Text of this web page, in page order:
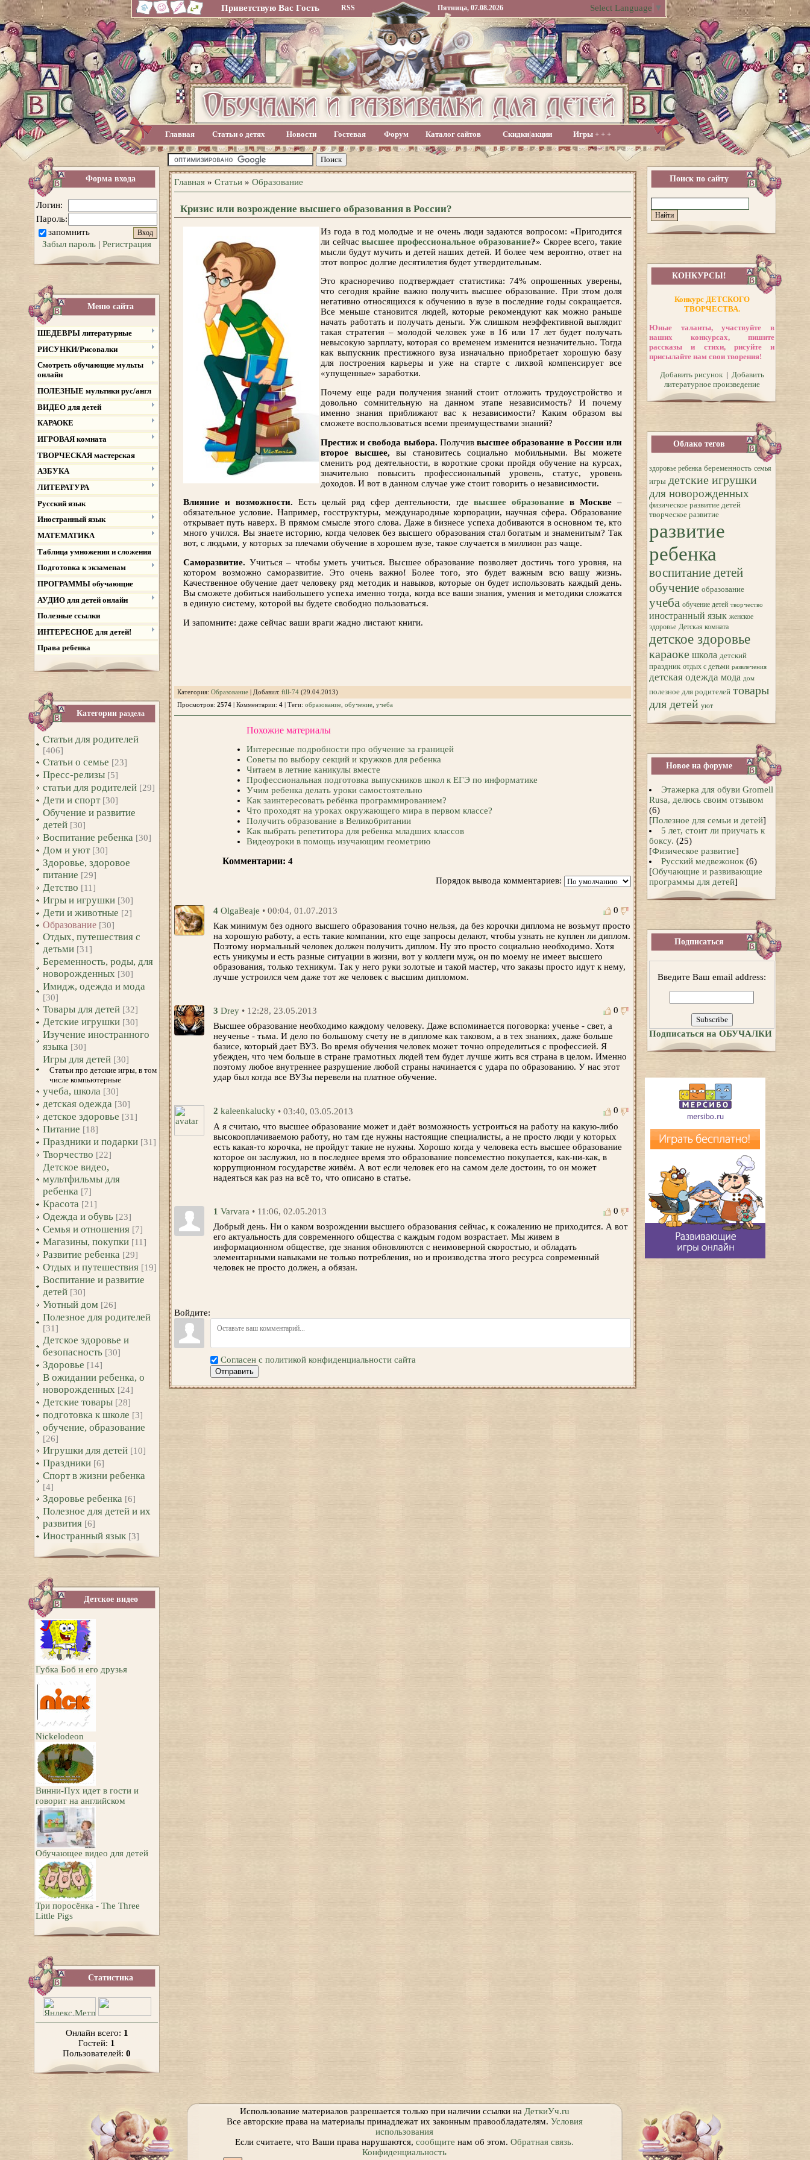
Приветствую Вас Гость RSS Пятница, 07.08.2026 Select Language ▼
Главная Статьи о детях Новости Гостевая Форум Каталог сайтов Скидки|акции Игры + + +
Форма входа
Логин:
Пароль:
запомнить
Забыл пароль | Регистрация
Меню сайта
ШЕДЕВРЫ литературные
РИСУНКИ/Рисовалки
Смотреть обучающие мульты
онлайн
ПОЛЕЗНЫЕ мультики рус/англ
ВИДЕО для детей
КАРАОКЕ
ИГРОВАЯ комната
ТВОРЧЕСКАЯ мастерская
АЗБУКА
ЛИТЕРАТУРА
Русский язык
Иностранный язык
МАТЕМАТИКА
Таблица умножения и сложения
Подготовка к экзаменам
ПРОГРАММЫ обучающие
АУДИО для детей онлайн
Полезные ссылки
ИНТЕРЕСНОЕ для детей!
Права ребенка
Категории раздела
Статьи для родителей
[406]
Статьи о семье [23]
Пресс-релизы [5]
статьи для родителей [29]
Дети и спорт [30]
Обучение и развитие
детей [30]
Воспитание ребенка [30]
Дом и уют [30]
Здоровье, здоровое
питание [29]
Детство [11]
Игры и игрушки [30]
Дети и животные [2]
Образование [30]
Отдых, путешествия с
детьми [31]
Беременность, роды, для
новорожденных [30]
Имидж, одежда и мода
[30]
Товары для детей [32]
Детские игрушки [30]
Изучение иностранного
языка [30]
Игры для детей [30]
Статьи про детские игры, в том
числе компьютерные
учеба, школа [30]
детская одежда [30]
детское здоровье [31]
Питание [18]
Праздники и подарки [31]
Творчество [22]
Детское видео,
мультфильмы для
ребенка [7]
Красота [21]
Одежда и обувь [23]
Семья и отношения [7]
Магазины, покупки [11]
Развитие ребенка [29]
Отдых и путешествия [19]
Воспитание и развитие
детей [30]
Уютный дом [26]
Полезное для родителей
[31]
Детское здоровье и
безопасность [30]
Здоровье [14]
В ожидании ребенка, о
новорожденных [24]
Детские товары [28]
подготовка к школе [3]
обучение, образование
[26]
Игрушки для детей [10]
Праздники [6]
Спорт в жизни ребенка
[4]
Здоровье ребенка [6]
Полезное для детей и их
развития [6]
Иностранный язык [3]
Детское видео
Губка Боб и его друзья
Nickelodeon
Винни-Пух идет в гости и
говорит на английском
Обучающее видео для детей
Три поросёнка - The Three
Little Pigs
Статистика
Онлайн всего: 1
Гостей: 1
Пользователей: 0
Главная » Статьи » Образование
Кризис или возрождение высшего образования в России?
Из года в год молодые и не очень люди задаются вопросом: «Пригодится
ли сейчасвысшее профессиональное образование?» Скорее всего, такие
мысли будут мучить и детей наших детей. И более чем вероятно, ответ на
этот вопрос долгие десятилетия будет утвердительным.
Это красноречиво подтверждает статистика: 74% опрошенных уверены,
что сегодня крайне важно получить высшее образование. При этом доля
негативно относящихся к обучению в вузе в последние годы сокращается.
Все меньше становится людей, которые рекомендуют как можно раньше
начать работать и получать деньги. Уж слишком неэффективной выглядит
такая стратегия – молодой человек уже в 16 или 17 лет будет получать
невысокую зарплату, которая со временем изменится незначительно. Тогда
как выпускник престижного вуза изначально приобретает хорошую базу
для построения карьеры и уже на старте с лихвой компенсирует все
«упущенные» заработки.
Почему еще ради получения знаний стоит отложить трудоустройство и
довольно сомнительную на данном этапе независимость? И почему
именно знания приближают вас к независимости? Каким образом вы
сможете воспользоваться всеми преимуществами знаний?
Престиж и свобода выбора. Получиввысшее образование в России или
второе высшее, вы становитесь социально мобильными. Вы можете
сменить род деятельности, в короткие сроки пройдя обучение на курсах,
значительно повысить профессиональный уровень, статус, уровень
доходов. И вот в данном случае уже стоит говорить о независимости.
Влияние и возможности. Есть целый ряд сфер деятельности, где высшее образование в Москве –
обязательное условие. Например, госструктуры, международные корпорации, научная сфера. Образование
открывает путь наверх. В прямом смысле этого слова. Даже в бизнесе успеха добиваются в основном те, кто
много учился. Вы знаете историю, когда человек без высшего образования стал богатым и знаменитым? Так
вот, с людьми, у которых за плечами обучение в хорошем вузе, такое случается в миллион раз чаще.
Саморазвитие. Учиться – чтобы уметь учиться. Высшее образование позволяет достичь того уровня, на
котором возможно саморазвитие. Это очень важно! Более того, это будет важным всю вашу жизнь.
Качественное обучение дает человеку ряд методик и навыков, которые он будет использовать каждый день.
Вы сможете добиться наибольшего успеха именно тогда, когда все ваши знания, умения и методики сложатся
в единую систему, которой вы будете свободно пользоваться.
И запомните: даже сейчас ваши враги жадно листают книги.
Категория: Образование Добавил: fill-74 (29.04.2013)
Просмотров: 2574 Комментарии: 4 Теги: образование обучение учеба
Похожие материалы
Интересные подробности про обучение за границей
Советы по выбору секций и кружков для ребенка
Читаем в летние каникулы вместе
Профессиональная подготовка выпускников школ к ЕГЭ по информатике
Учим ребенка делать уроки самостоятельно
Как заинтересовать ребёнка программированием?
Что проходят на уроках окружающего мира в первом классе?
Получить образование в Великобритании
Как выбрать репетитора для ребенка младших классов
Видеоуроки в помощь изучающим геометрию
Комментарии: 4
Порядок вывода комментариев:
0
4 OlgaBeaje • 00:04, 01.07.2013
Как минимум без одного высшего образования точно нельзя, да без корочки диплома не возьмут просто
на хорошую работу, а есть такие компании, кто еще запросы делают, чтобы узнать не куплен ли диплом.
Поэтому нормальный человек должен получить диплом. Ну это просто социально необходимо. Хотя
есть уникумы и есть разные ситуации в жизни, вот у коллеги муж, он по моему не имеет высшего
образования, только техникум. Так у него руки золотые и такой мастер, что заказы просто идут к нему,
лучше устроился чем даже тот же человек с высшим дипломом.
0
3 Drey • 12:28, 23.05.2013
Высшее образование необходимо каждому человеку. Даже вспоминается поговорка: ученье - свет, а
неученье - тьма. И дело по большому счету не в дипломе как таковом, а в тех знаниях, даже больше
базисе, который дает ВУЗ. Во время обучения человек может точно определиться с профессией. Я
убежден, что чем больше в стране грамотных людей тем будет лучше жить вся страна в целом. Именно
поэтому любое внутреннее разрушение любой страны начинается с удара по образованию. У нас этот
удар был когда все ВУЗы перевели на платное обучение.
0
2 kaleenkalucky • 03:40, 03.05.2013
А я считаю, что высшее образование может и даёт возможность устроиться на работу на какую-либо
высокооплачиваемою работу, но там где нужны настоящие специалисты, а не просто люди у которых
есть какая-то корочка, не пройдут такие не нужны. Хорошо когда у человека есть высшее образование
которое он заслужил, но в последнее время это образование повсеместно покупается, как-ни-как, в
коррупционном государстве живём. А вот если человек его на самом деле достоин, то он может
надеяться как раз на всё то, что описано в статье.
0
1 Varvara • 11:06, 02.05.2013
Добрый день. Ни о каком возрождении высшего образования сейчас, к сожалению не приходится. А вот
его актуальность для современного общества с каждым годом возрастает. Мы живем в
информационном обществе, где знания обновляются с неимоверной скоростью, и обладать
элементарными навыками не только потребления, но и производства этого ресурса современный
человек не просто должен, а обязан.
Войдите:
Согласен с политикой конфиденциальности сайта
Отправить
Поиск по сайту
КОНКУРСЫ!
Конкурс ДЕТСКОГО
ТВОРЧЕСТВА.
Юные таланты, участвуйте в
наших конкурсах, пишите
рассказы и стихи, рисуйте и
присылайте нам свои творения!
Добавить рисунок| Добавить
литературное произведение
Облако тегов
здоровье ребенка беременность семья
игры детские игрушки
для новорожденных
физическое развитие детей
творческое развитие
развитие
ребенка
воспитание детей
обучение образование
учеба обучение детей творчество
иностранный язык женское
здоровье Детская комната
детское здоровье
караоке школа детский
праздник отдых с детьми развлечения
детская одежда мода дом
полезное для родителей товары
для детей уют
Новое на форуме
Этажерка для обуви Gromell
Rusa, делюсь своим отзывом
(6)
[Полезное для семьи и детей]
5 лет, стоит ли приучать к
боксу. (25)
[Физическое развитие]
Русский медвежонок (6)
[Обучающие и развивающие
программы для детей]
Подписаться
Введите Ваш email address:
Подписаться на ОБУЧАЛКИ
Использование материалов разрешается только при наличии ссылки на ДеткиУч.ru
Все авторские права на материалы принадлежат их законным правообладателям. Условия
использования
Если считаете, что Ваши права нарушаются, сообщите нам об этом. Обратная связь.
Конфиденциальность